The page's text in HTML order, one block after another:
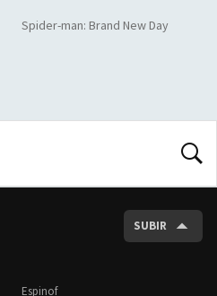
Spider-man: Brand New Day
SUBIR
Espinof